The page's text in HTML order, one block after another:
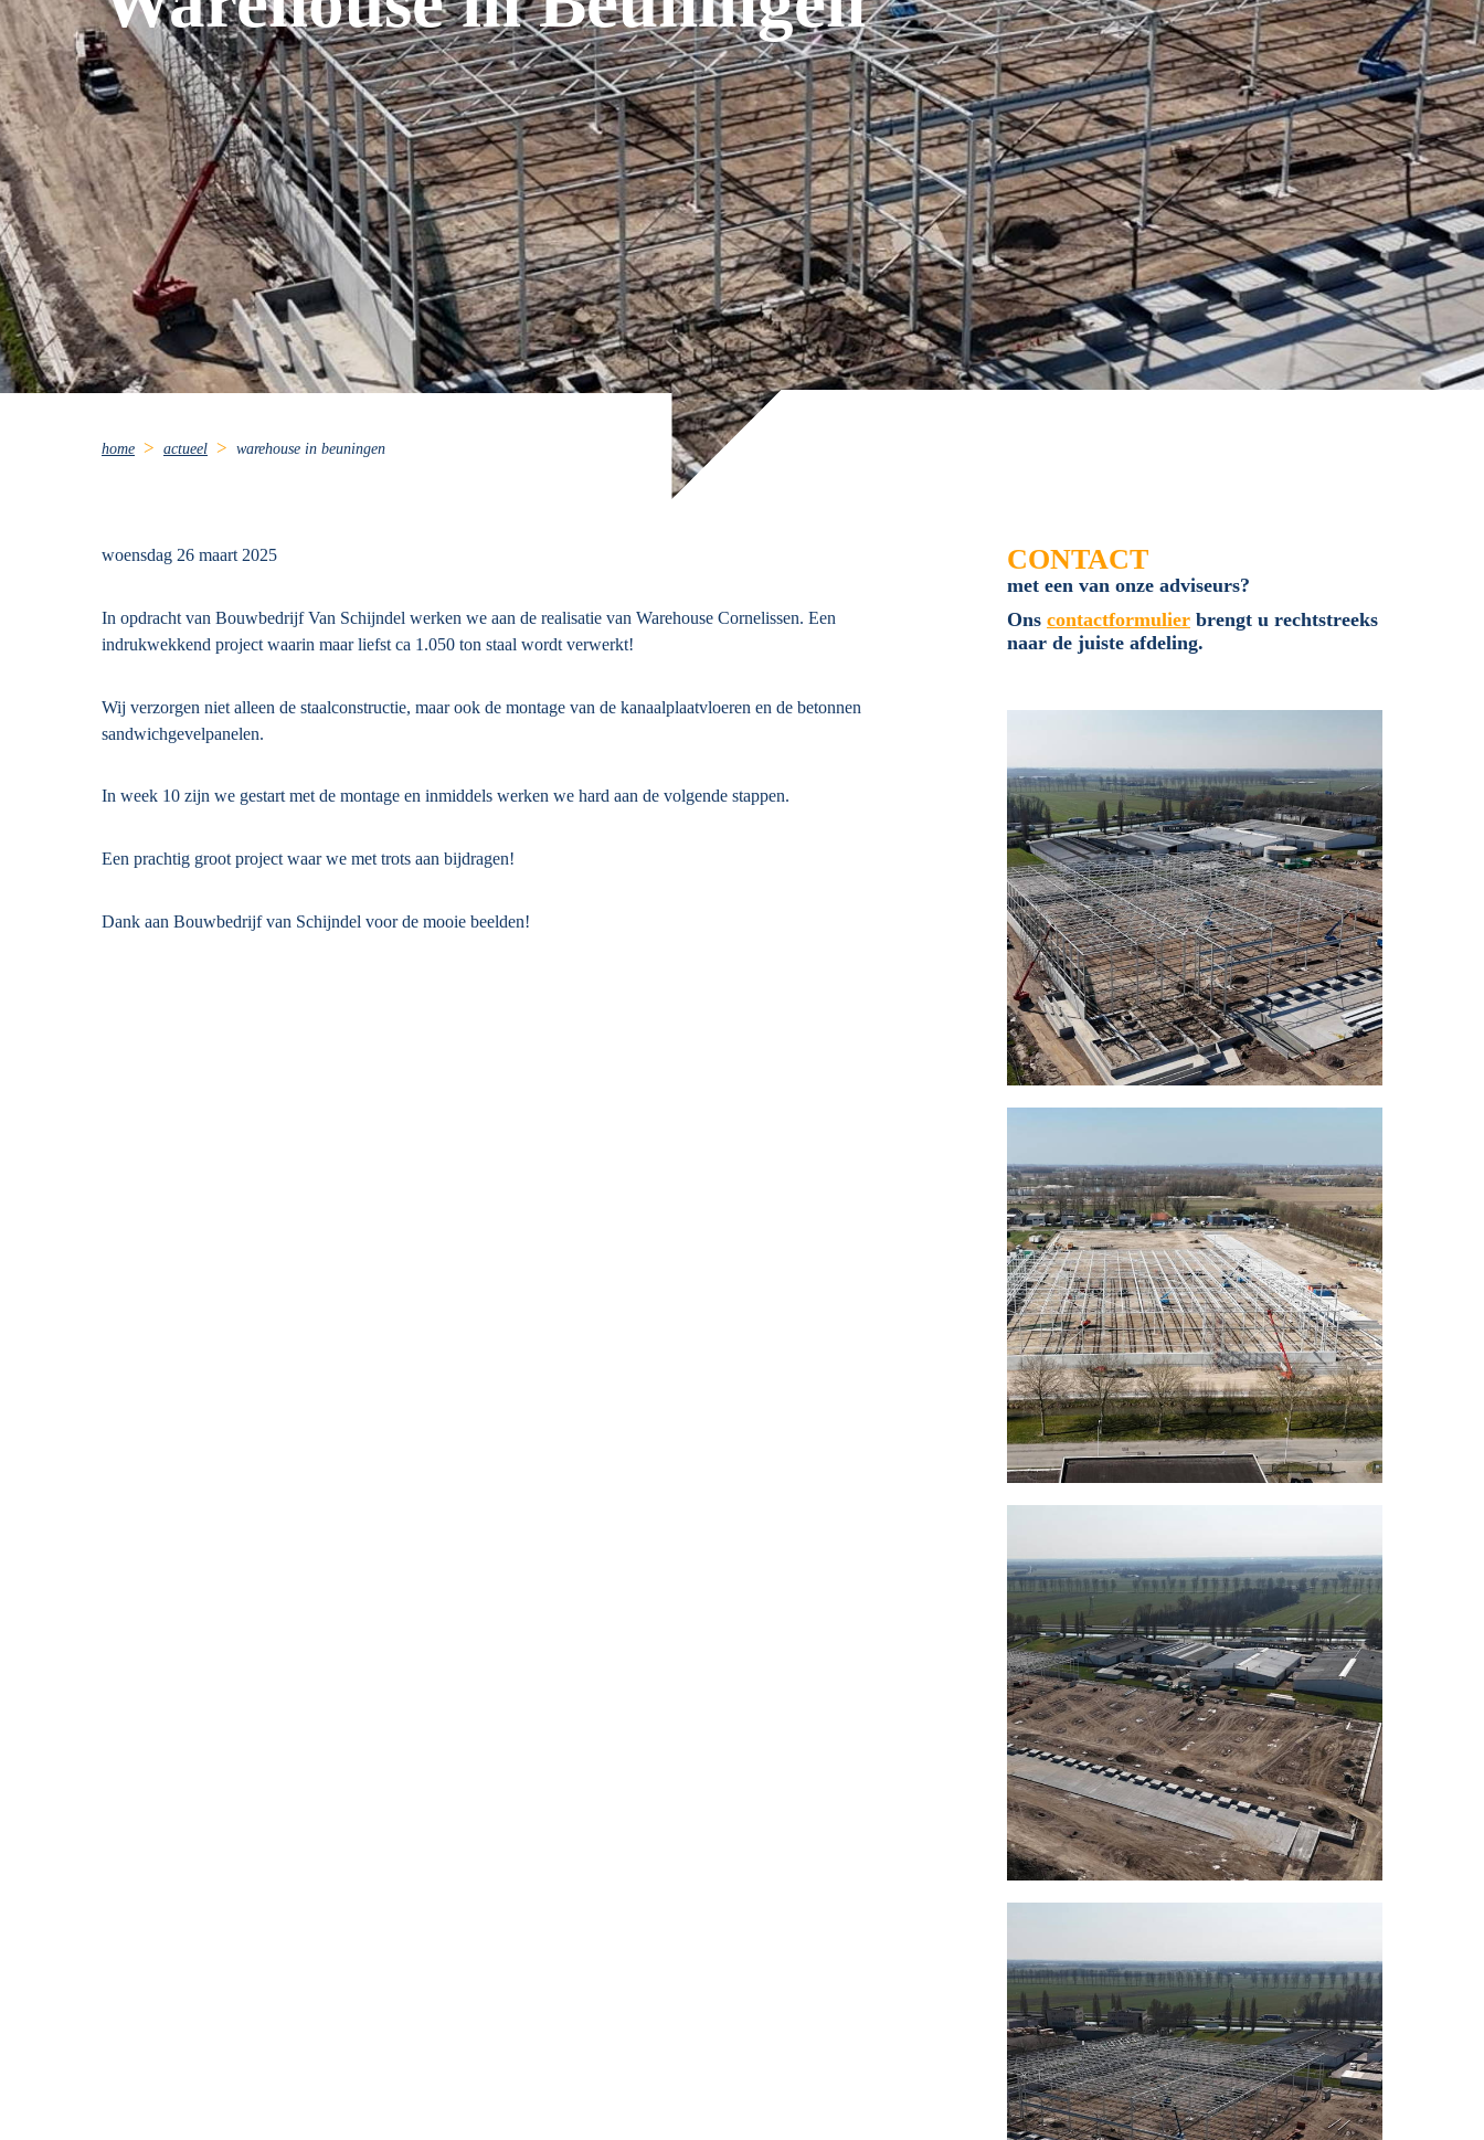
home actueel warehouse in beuningen
woensdag 26 maart 2025
In opdracht van Bouwbedrijf Van Schijndel werken we aan de realisatie van Warehouse Cornelissen. Een
indrukwekkend project waarin maar liefst ca 1.050 ton staal wordt verwerkt!
Wij verzorgen niet alleen de staalconstructie, maar ook de montage van de kanaalplaatvloeren en de betonnen
sandwichgevelpanelen.
In week 10 zijn we gestart met de montage en inmiddels werken we hard aan de volgende stappen.
Een prachtig groot project waar we met trots aan bijdragen!
Dank aan Bouwbedrijf van Schijndel voor de mooie beelden!
CONTACT
met een van onze adviseurs?
Ons contactformulier brengt u rechtstreeks
naar de juiste afdeling.